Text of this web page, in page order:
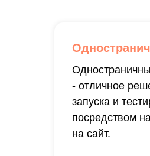
- отличное
запуска и
посредством
на сайт.